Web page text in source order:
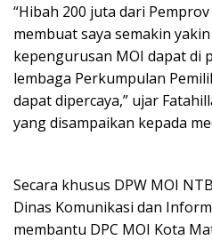
“Hibah 200 juta dari
membuat saya semakin
kepengurusan MOI dapat di
lembaga Perkumpulan
dapat dipercaya,” ujar
yang disampaikan kepada
Secara khusus DPW MOI
Dinas Komunikasi dan
membantu DPC MOI Kota